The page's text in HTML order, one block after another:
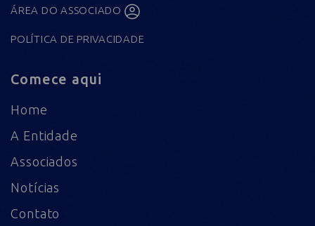
ÁREA DO ASSOCIADO
POLÍTICA DE PRIVACIDADE
Comece aqui
Home
A Entidade
Associados
Notícias
Contato